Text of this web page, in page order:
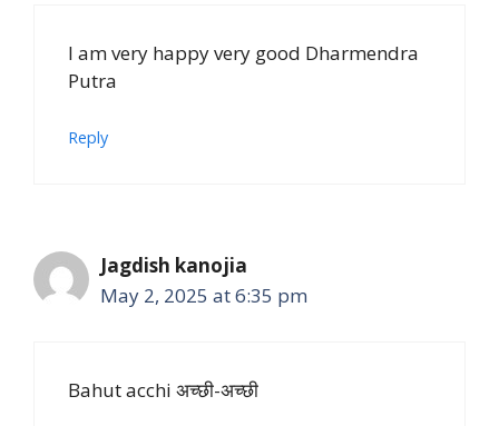
I am very happy very good Dharmendra
Putra
Reply
Jagdish kanojia
May 2, 2025 at 6:35 pm
Bahut acchi अच्छी-अच्छी